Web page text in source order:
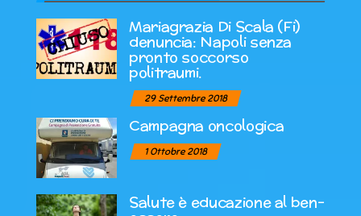
Mariagrazia Di Scala (Fi)
denuncia: Napoli senza
pronto soccorso
politraumi.
29 Settembre 2018
Campagna oncologica
1 Ottobre 2018
Salute è educazione al ben-